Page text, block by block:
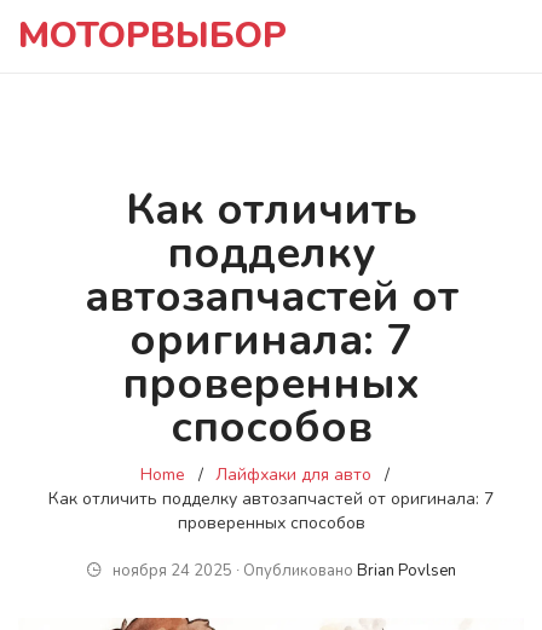
МОТОРВЫБОР
Как отличить
подделку
автозапчастей от
оригинала: 7
проверенных
способов
Home
Лайфхаки для авто
Как отличить подделку автозапчастей от оригинала: 7
проверенных способов
ноября 24 2025 ∙ Опубликовано Brian Povlsen